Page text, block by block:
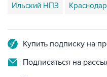
Подписаться на
Получать